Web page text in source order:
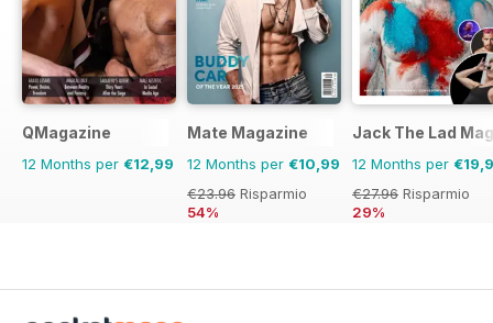
QMagazine
12 Months per €12,99
Mate Magazine
12 Months per €10,99
€23.96 Risparmio
54%
Jack The Lad
12 Months per
€27.96 Risparmio
29%